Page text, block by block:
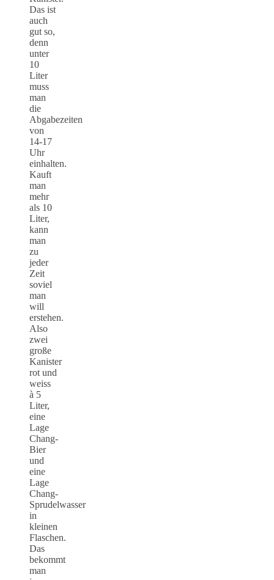
Das ist
auch
gut so,
denn
unter
10
Liter
muss
man
die
Abgabezeiten
von
14-17
Uhr
einhalten.
Kauft
man
mehr
als 10
Liter,
kann
man
zu
jeder
Zeit
soviel
man
will
erstehen.
Also
zwei
große
Kanister
rot und
weiss
à 5
Liter,
eine
Lage
Chang-
Bier
und
eine
Lage
Chang-
Sprudelwasser
in
kleinen
Flaschen.
Das
bekommt
man